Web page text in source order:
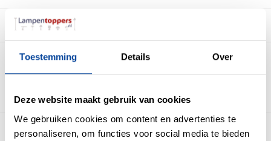
Toestemming Details Over
Deze website maakt gebruik van cookies
We gebruiken cookies om content en advertenties te
personaliseren, om functies voor social media te bieden
Beschrijving
Deze 1 fase eindvoeding in de kleur zwart verbind de inbouwrails met de
stroom kabels uit het plafond of wand en zorgt ervoor dat er stroom op de rails